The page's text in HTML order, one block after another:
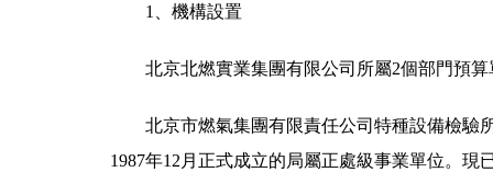
1、機構設置
北京北燃實業集團有限公司所屬2個部門預
北京市燃氣集團有限責任公司特種設備檢驗
1987年12月正式成立的局屬正處級事業單位。